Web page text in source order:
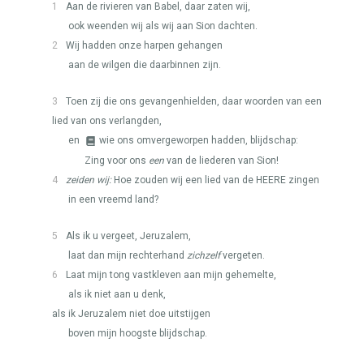
1
Aan de rivieren van Babel, daar zaten wij,
ook weenden wij als wij aan Sion dachten.
2
Wij hadden onze harpen gehangen
aan de wilgen die daarbinnen zijn.
3
Toen zij die ons gevangenhielden, daar woorden van een
lied van ons verlangden,
en
wie ons omvergeworpen hadden, blijdschap:
Zing voor ons een van de liederen van Sion!
4
zeiden wij:Hoe zouden wij een lied van de HEERE zingen
in een vreemd land?
5
Als ik u vergeet, Jeruzalem,
laat dan mijn rechterhand zichzelfvergeten.
6
Laat mijn tong vastkleven aan mijn gehemelte,
als ik niet aan u denk,
als ik Jeruzalem niet doe uitstijgen
boven mijn hoogste blijdschap.